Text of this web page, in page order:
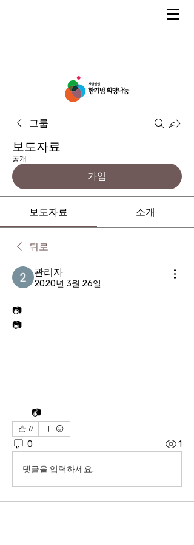
그룹
보도자료
공개
가입
보도자료 소개
뒤로
관리자
2020년 3월 26일
📷
📷
📷
0
0 1
댓글을 입력하세요.